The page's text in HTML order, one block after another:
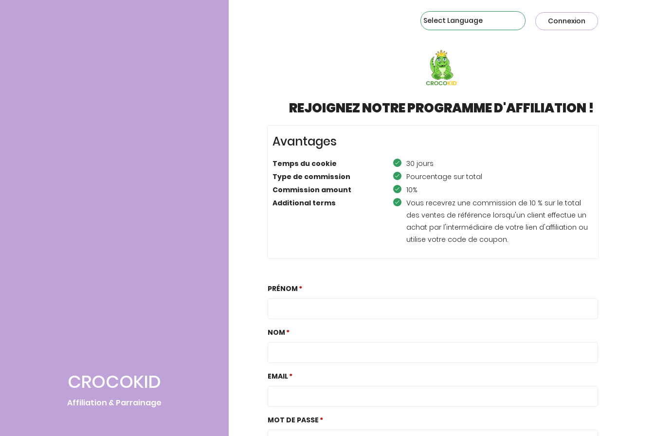
CROCOKID
Affiliation & Parrainage
Connexion
REJOIGNEZ NOTRE PROGRAMME D'AFFILIATION !
Avantages
Temps du cookie
30 jours
Type de commission
Pourcentage sur total
Commission amount
10%
Additional terms
Vous recevrez une commission de 10 % sur le total
des ventes de référence lorsqu'un client effectue un
achat par l'intermédiaire de votre lien d'affiliation ou
utilise votre code de coupon.
PRÉNOM
NOM
EMAIL
MOT DE PASSE